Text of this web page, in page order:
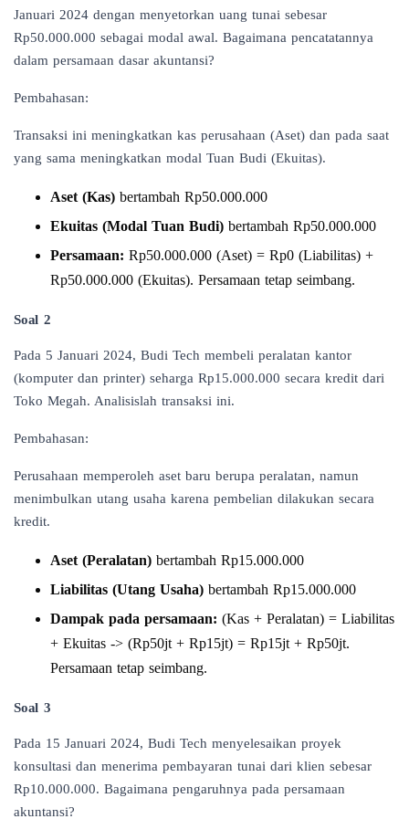
Januari 2024 dengan menyetorkan uang tunai sebesar
Rp50.000.000 sebagai modal awal. Bagaimana pencatatannya
dalam persamaan dasar akuntansi?
Pembahasan:
Transaksi ini meningkatkan kas perusahaan (Aset) dan pada saat
yang sama meningkatkan modal Tuan Budi (Ekuitas).
Aset (Kas) bertambah Rp50.000.000
Ekuitas (Modal Tuan Budi) bertambah Rp50.000.000
Persamaan: Rp50.000.000 (Aset) = Rp0 (Liabilitas) +
Rp50.000.000 (Ekuitas). Persamaan tetap seimbang.
Soal 2
Pada 5 Januari 2024, Budi Tech membeli peralatan kantor
(komputer dan printer) seharga Rp15.000.000 secara kredit dari
Toko Megah. Analisislah transaksi ini.
Pembahasan:
Perusahaan memperoleh aset baru berupa peralatan, namun
menimbulkan utang usaha karena pembelian dilakukan secara
kredit.
Aset (Peralatan) bertambah Rp15.000.000
Liabilitas (Utang Usaha) bertambah Rp15.000.000
Dampak pada persamaan: (Kas + Peralatan) = Liabilitas
+ Ekuitas -> (Rp50jt + Rp15jt) = Rp15jt + Rp50jt.
Persamaan tetap seimbang.
Soal 3
Pada 15 Januari 2024, Budi Tech menyelesaikan proyek
konsultasi dan menerima pembayaran tunai dari klien sebesar
Rp10.000.000. Bagaimana pengaruhnya pada persamaan
akuntansi?